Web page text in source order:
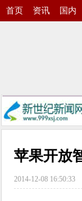
首页 资讯 国内
苹果开放
2014-12-08 16:50:33